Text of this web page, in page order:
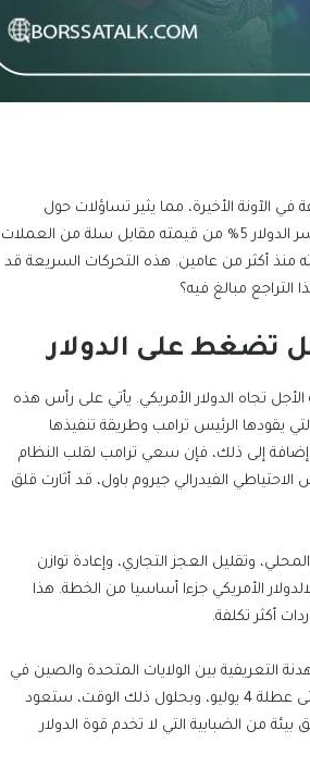
في الآونة الأخيرة، مما يثير تساؤلات حول
مستقبله. فمنذ “يوم التحرير” لتعريفات الرئيس دونالد ترامب في 2 أبريل، خسر الدولار 5% من قيمته مقابل سلة من العملات
مستوياته منذ أكثر من عامين. هذه التحركات السريعة قد
التراجع مبالغ فيه؟
تضغط على الدولار
تجاه الدولار الأمريكي. يأتي على رأس هذه
يقودها الرئيس ترامب وطريقة تنفيذها
إضافة إلى ذلك، فإن سعي ترامب لقلب النظام
على رئيس مجلس الاحتياطي الفيدرالي جيروم باول، قد أثارت قلق
وتقليل العجز التجاري، وإعادة توازن
الأمريكي جزءا أساسيا من الخطة. هذا
أكثر تكلفة.
بين الولايات المتحدة والصين في
9 يوليو، وقد لا يتم إقرار مشروع قانون التخفيضات الضريبية لترامب نهائيا حتى عطلة 4 يوليو، وبحلول ذلك الوقت، ستعود
من الضبابية التي لا تخدم قوة الدولار